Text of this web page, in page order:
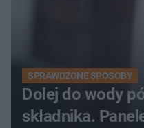
SPRAWDZONE SPOSOBY
Dolej do wody
składnika.